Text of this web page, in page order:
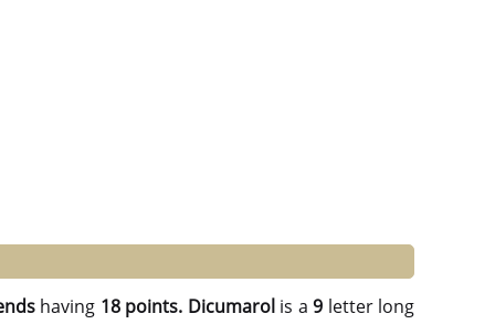
having 18 points. Dicumarolis a9 letter long